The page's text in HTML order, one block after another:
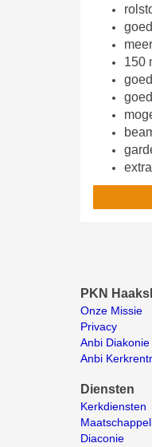
150
PKN
Onze Missie
Privacy
Anbi Diakonie
Anbi
Diensten
Kerkdiensten
Diaconie